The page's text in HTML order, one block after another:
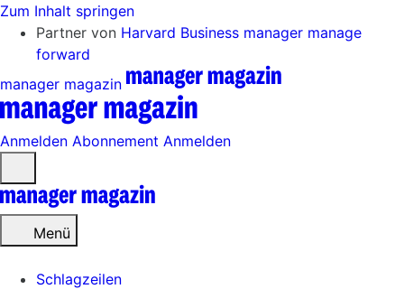
Zum Inhalt springen
Partner von Harvard Business manager manage
forward
manager magazin
Anmelden Abonnement Anmelden
öffnen
Menü
Schlagzeilen